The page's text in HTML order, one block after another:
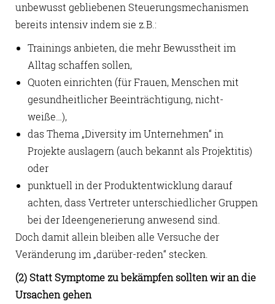
unbewusst gebliebenen Steuerungsmechanismen
bereits intensiv indem sie z.B.:
Trainings anbieten, die mehr Bewusstheit im
Alltag schaffen sollen,
Quoten einrichten (für Frauen, Menschen mit
gesundheitlicher Beeinträchtigung, nicht-
weiße…),
das Thema „Diversity im Unternehmen“ in
Projekte auslagern (auch bekannt als Projektitis)
oder
punktuell in der Produktentwicklung darauf
achten, dass Vertreter unterschiedlicher Gruppen
bei der Ideengenerierung anwesend sind.
Doch damit allein bleiben alle Versuche der
Veränderung im „darüber-reden“ stecken.
(2) Statt Symptome zu bekämpfen sollten wir an die
Ursachen gehen